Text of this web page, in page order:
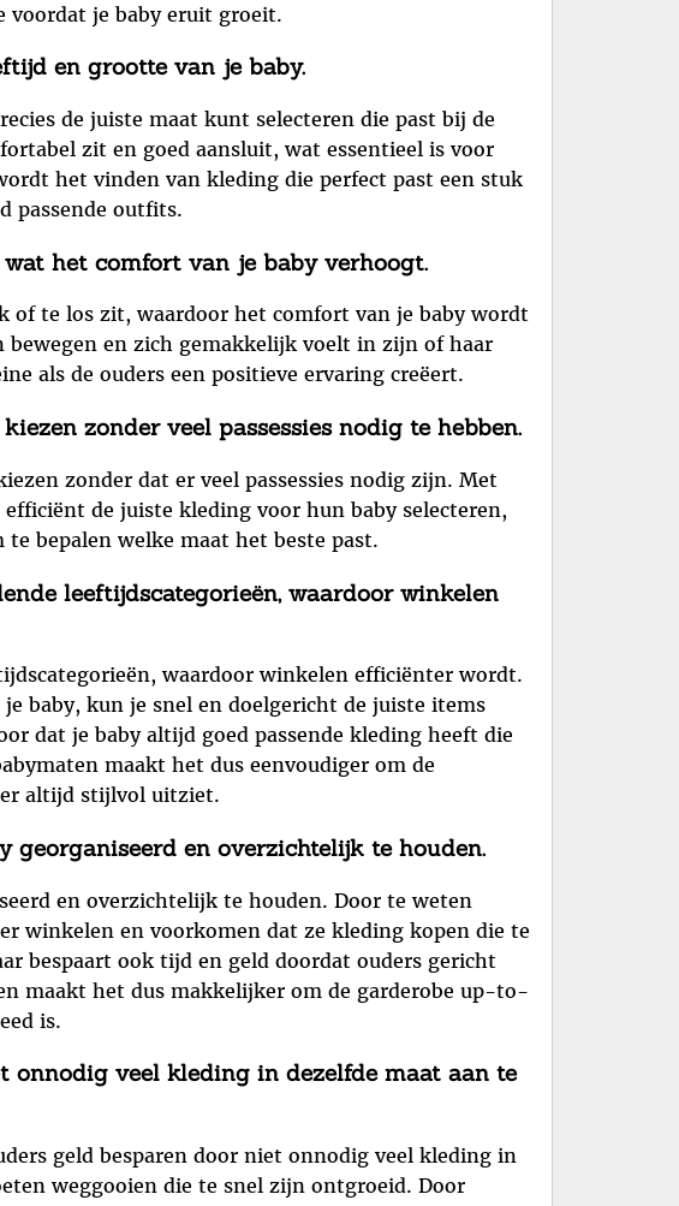
voordat je baby eruit groeit.
en grootte van je baby.
de juiste maat kunt selecteren die past bij de
zit en goed aansluit, wat essentieel is voor
het vinden van kleding die perfect past een stuk
passende outfits.
het comfort van je baby verhoogt.
of te los zit, waardoor het comfort van je baby wordt
en zich gemakkelijk voelt in zijn of haar
als de ouders een positieve ervaring creëert.
zonder veel passessies nodig te hebben.
zonder dat er veel passessies nodig zijn. Met
de juiste kleding voor hun baby selecteren,
bepalen welke maat het beste past.
leeftijdscategorieën, waardoor winkelen
waardoor winkelen efficiënter wordt.
baby, kun je snel en doelgericht de juiste items
dat je baby altijd goed passende kleding heeft die
maakt het dus eenvoudiger om de
altijd stijlvol uitziet.
georganiseerd en overzichtelijk te houden.
en overzichtelijk te houden. Door te weten
winkelen en voorkomen dat ze kleding kopen die te
bespaart ook tijd en geld doordat ouders gericht
maakt het dus makkelijker om de garderobe up-to-
is.
onnodig veel kleding in dezelfde maat aan te
geld besparen door niet onnodig veel kleding in
weggooien die te snel zijn ontgroeid. Door